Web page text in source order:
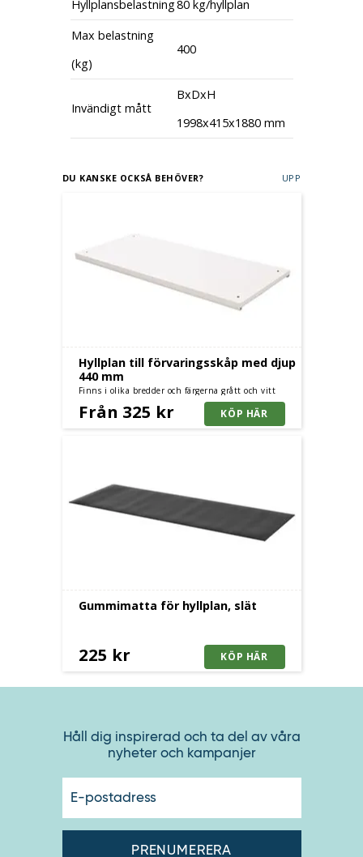
Hyllplansbelastning80 kg/hyllplan
Max belastning
(kg)
400
Invändigt mått
BxDxH
1998x415x1880 mm
DU KANSKE OCKSÅ BEHÖVER? UPP
Hyllplan till förvaringsskåp med djup
440 mm
Finns i olika bredder och färgerna grått och vitt
Från 325 kr
Gummimatta för hyllplan, slät
225 kr
Håll dig inspirerad och ta del av våra
nyheter och kampanjer